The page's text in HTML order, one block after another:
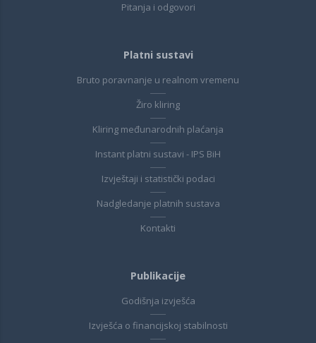
Pitanja i odgovori
Platni sustavi
Bruto poravnanje u realnom vremenu
Žiro kliring
Kliring međunarodnih plaćanja
Instant platni sustavi - IPS BiH
Izvještaji i statistički podaci
Nadgledanje platnih sustava
Kontakti
Publikacije
Godišnja izvješća
Izvješća o financijskoj stabilnosti